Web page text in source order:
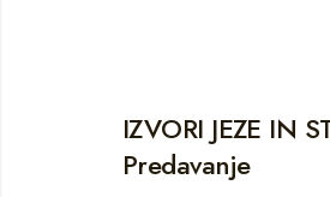
IZVORI JEZE IN
Predavanje